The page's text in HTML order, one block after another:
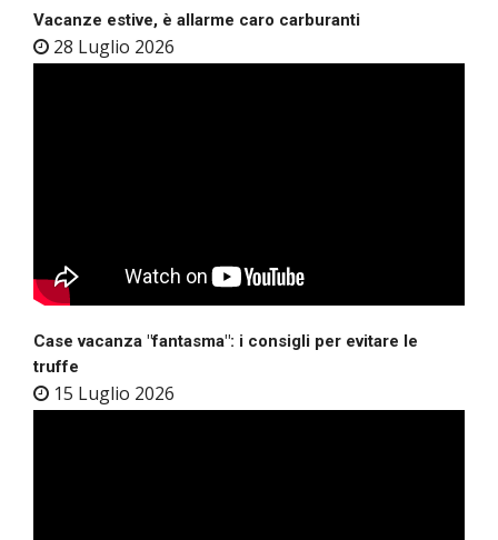
Vacanze estive, è allarme caro carburanti
28 Luglio 2026
Case vacanza "fantasma": i consigli per evitare le
truffe
15 Luglio 2026